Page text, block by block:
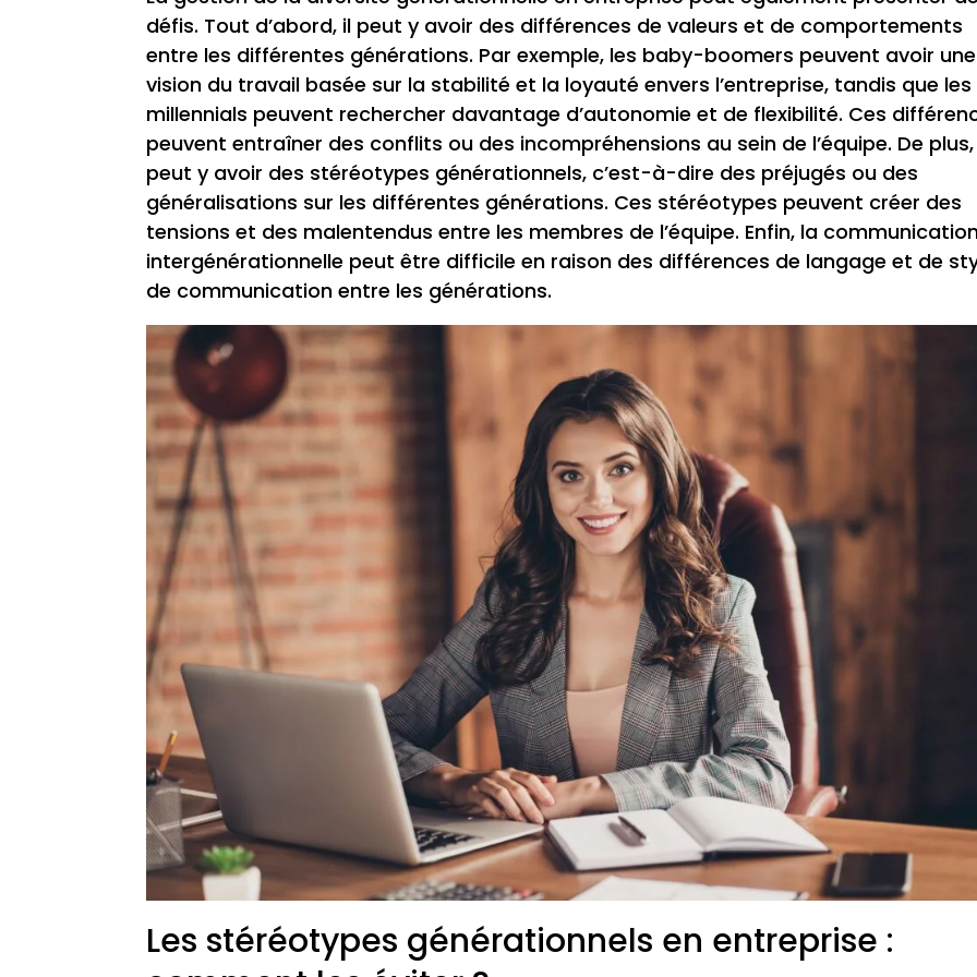
défis. Tout d’abord, il peut y avoir des différences de valeurs et de comportements
entre les différentes générations. Par exemple, les baby-boomers peuvent avoir une
vision du travail basée sur la stabilité et la loyauté envers l’entreprise, tandis que les
millennials peuvent rechercher davantage d’autonomie et de flexibilité. Ces
peuvent entraîner des conflits ou des incompréhensions au sein de l’équipe. De plus,
peut y avoir des stéréotypes générationnels, c’est-à-dire des préjugés ou des
généralisations sur les différentes générations. Ces stéréotypes peuvent créer des
tensions et des malentendus entre les membres de l’équipe. Enfin, la
intergénérationnelle peut être difficile en raison des différences de langage et de
de communication entre les générations.
Les stéréotypes générationnels en entreprise :